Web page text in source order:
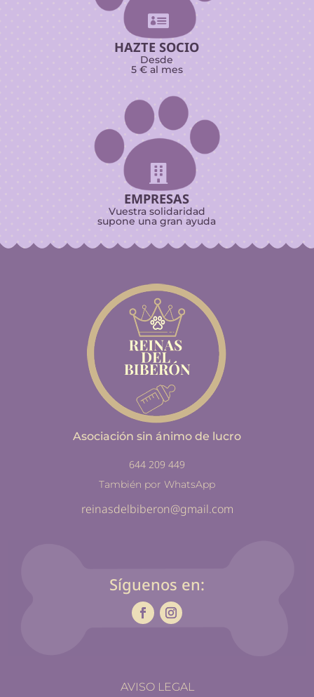

HAZTE SOCIO
Desde
5 € al mes

EMPRESAS
Vuestra solidaridad
supone una gran ayuda
Asociación sin ánimo de lucro
644 209 449
También por WhatsApp
reinasdelbiberon@gmail.com
Síguenos en:
AVISO LEGAL